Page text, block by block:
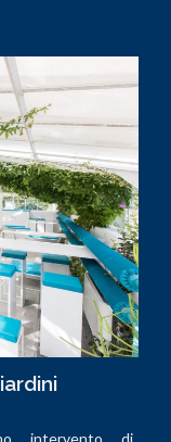
intervento di